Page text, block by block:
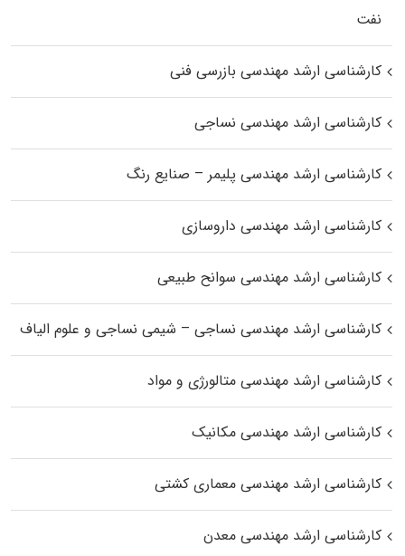
نفت
کارشناسی ارشد مهندسی بازرسی فنی
کارشناسی ارشد مهندسی نساجی
کارشناسی ارشد مهندسی پلیمر – صنایع رنگ
کارشناسی ارشد مهندسی داروسازی
کارشناسی ارشد مهندسی سوانح طبیعی
کارشناسی ارشد مهندسی نساجی – شیمی نساجی و علوم الیاف
کارشناسی ارشد مهندسی متالورژی و مواد
کارشناسی ارشد مهندسی مکانیک
کارشناسی ارشد مهندسی معماری کشتی
کارشناسی ارشد مهندسی معدن